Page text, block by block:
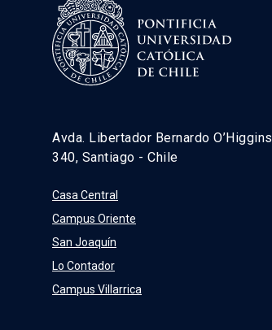
Avda. Libertador Bernardo O’Higgins
340, Santiago - Chile
Casa Central
Campus Oriente
San Joaquín
Lo Contador
Campus Villarrica